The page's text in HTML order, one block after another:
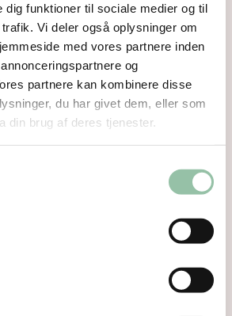
dig funktioner til sociale medier og til
Vi deler også oplysninger om
med vores partnere inden
og
partnere kan kombinere disse
du har givet dem, eller som
din brug af deres tjenester.